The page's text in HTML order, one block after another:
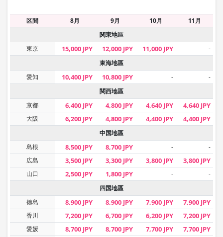
区間 8月 9月 10月
11月
関東地區
東京
15,000 JPY 12,000 JPY 11,000 JPY
-
東海地區
愛知
10,400 JPY 10,800 JPY -
-
関西地區
京都
6,400 JPY 4,800 JPY 4,640 JPY 4,640 JPY
大阪 6,200 JPY 4,800 JPY 4,400 JPY 4,400 JPY
中国地區
島根
8,500 JPY 8,700 JPY -
-
広島
3,500 JPY 3,300 JPY 3,800 JPY 3,800 JPY
山口 2,500 JPY 1,800 JPY -
-
四国地區
徳島
8,900 JPY 8,900 JPY 7,900 JPY 7,900 JPY
香川 7,200 JPY 6,700 JPY 6,200 JPY 7,200 JPY
愛媛 8,700 JPY 8,700 JPY 7,700 JPY 7,700 JPY